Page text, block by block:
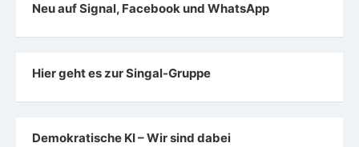
Neu auf Signal, Facebook und WhatsApp
Hier geht es zur Singal-Gruppe
Demokratische KI – Wir sind dabei